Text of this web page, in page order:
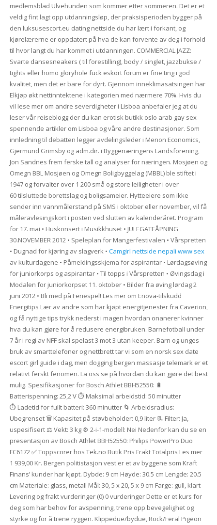
medlemsblad Ulvehunden som kommer etter sommeren. Det er et
veldig fint lagt opp utdanningsløp, der praksisperioden bygger på
den luksusescort.eu dating nettside du har lært i forkant, og
kjørelærerne er oppdatert på hva de kan forvente av deg i forhold
til hvor langt du har kommet i utdanningen. COMMERCIAL JAZZ:
Svarte dansesneakers ( til forestilling), body / singlet, jazzbukse /
tights eller homo gloryhole fuck eskort forum er fine ting i god
kvalitet, men det er bare for dyrt. Gjennom inneklimasatsingen har
Elkjøp økt nettinntektene i kategorien med nærmere 70%. Hvis du
vil lese mer om andre severdigheter i Lisboa anbefaler jeg at du
leser vår reiseblogg der du kan erotisk butikk oslo arab gay sex
spennende artikler om Lisboa og våre andre destinasjoner. Som
innledning til debatten legger avdelingsleder i Menon Economics,
Gjermund Grimsby og adm.dir. i Byggenæringens Landsforening,
Jon Sandnes frem ferske tall og analyser for næringen. Mosjøen og
Omegn BBL Mosjøen og Omegn Boligbyggelag (MBBL) ble stiftet i
1947 og forvalter over 1 200 små og store leiligheter i over
60 tilsluttede borettslag og boligsameier. Hytteeiere som ikke
sender inn vannmålerstand på SMS i oktober eller november, vil få
måleravlesingskort i posten ved slutten av kalenderåret. Program
for 17. mai • Huskonsert i Musikkhuset • JULEGATEÅPNING
30.NOVEMBER 2012 • Speleplan for Mangerfestivalen • Vårspretten
• Dugnad for kjøring av slagverk • Camgirl nettside nepali www sex
av kulturdagene • Påmeldingsskjema for aspirantar • Lørdagsøving
for juniorkorps og aspirantar • Til topps i Vårspretten • Øvingsdag i
Modalen for juniorkorpset 11. oktober • Bilder fra øving lørdag 2
juni 2012 • Bli med på Feriespel! Les mer om Enova-tilskudd
Energitips Lær av andre som har kjøpt energitjenester fra Caverion,
og få nyttige tips trykk nederst i magen hvordan onanerer kvinner
hva du kan gjøre for å redusere energibruken. Barnefotball under
7 år i regi av NFF skal spelast 3 mot 3 utan keeper. Barn og unges
bruk av smarttelefoner og nettbrett tar vi som en norsk sex date
escort girl guide i dag, men dogging bergen massasje telemark er et
relativt ferskt fenomen. La oss se på hvordan du kan gjøre det best
mulig. Spesifikasjoner for Bosch Athlet BBH52550: 🔋
Batterispenning: 25,2 V ⏱️ Maksimal arbeidstid: 50 minutter
⏱️ Ladetid for fullt batteri: 360 minutter 🌀 Arbeidsradius:
Ubegrenset 🗑️ Kapasitet på støvbeholder: 0,9 liter 📃 Filter: Ja,
uspesifisert ⚖️ Vekt: 3 kg ⚙️ 2-i-1-modell: Nei Nedenfor kan du se en
presentasjon av Bosch Athlet BBH52550: Philips PowerPro Duo
FC6172 ✅ Toppscorer hos Tek.no Butik Pris Frakt Totalpris Les mer
1 939,00 Kr. Bergen politistasjon vest er et av byggene som Kraft
Finans’ kunder har kjøpt. Dybde: 9 cm Høyde: 30.5 cm Lengde: 20.5
cm Materiale: glass, metall Mål: 30, 5 x 20, 5 x 9 cm Farge: gull, klart
Levering og frakt vurderinger (0) 0 vurderinger Dette er et kurs for
deg som har behov for avspenning, trene opp bevegelighet og
styrke og for å trene ryggen. Klippedue/bydue, Rock/Feral Pigeon